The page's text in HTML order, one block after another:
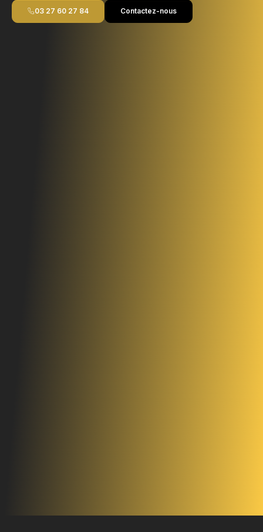
03 27 60 27 84 Contactez-nous